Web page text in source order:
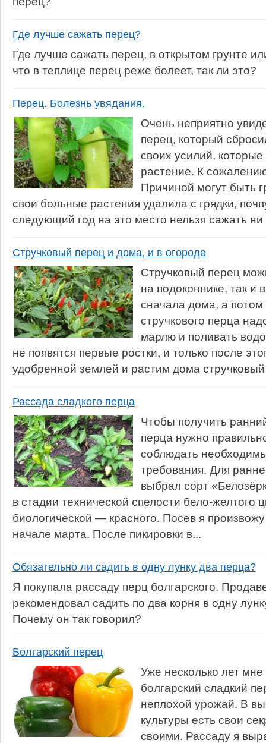
Где лучше сажать перец?
Где лучше сажать перец, в открытом грунте
что в теплице перец реже болеет, так ли это?
Перец. Болезнь увядания.
Очень неприятно
перец, который
своих усилий,
растение. К
Причиной могут быть
свои больные растения удалила с грядки,
следующий год на это место нельзя сажать
Стручковый перец и дома, и в огороде
Стручковый перец
на подоконнике, так и
сначала дома, а
стручкового перца
марлю и поливать
не появятся первые ростки, и только после
удобренной землей и растим дома
Рассада сладкого перца
Чтобы получить
перца нужно
соблюдать
требования. Для
выбрал сорт
в стадии технической спелости бело-желтого
биологической — красного. Посев я
начале марта. После пикировки в...
Обязательно ли садить в одну лунку два перца?
Я покупала рассаду перц болгарского.
рекомендовал садить по два корня в одну
Почему он так говорил?
Болгарский перец
Уже несколько лет
болгарский сладкий
неплохой урожай. В
культуры есть свои
своими. Рассаду я